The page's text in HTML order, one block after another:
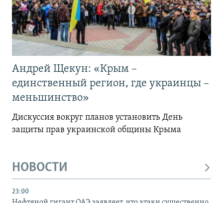
Андрей Щекун: «Крым –
единственный регион, где украинцы –
меньшинство»
Дискуссия вокруг планов установить День
защиты прав украинской общины Крыма
НОВОСТИ
23:00